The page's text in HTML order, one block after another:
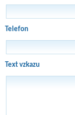
Telefon
Text vzkazu